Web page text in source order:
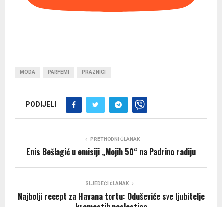
MODA PARFEMI PRAZNICI
PODIJELI
PRETHODNI ČLANAK
Enis Bešlagić u emisiji „Mojih 50“ na Padrino radiju
SLJEDEĆI ČLANAK
Najbolji recept za Havana tortu: Oduševiće sve ljubitelje